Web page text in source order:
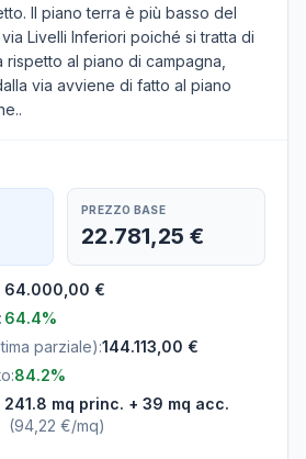
Il piano terra è più basso del
Livelli Inferiori poiché si tratta di
rispetto al piano di campagna,
via avviene di fatto al piano
PREZZO BASE
22.781,25 €
64.000,00 €
: 64.4%
parziale):144.113,00 €
:84.2%
241.8 mq princ. + 39 mq acc.
(94,22 €/mq)